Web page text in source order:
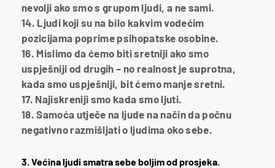
nevolji ako smo s grupom ljudi, a ne sami.
14. Ljudi koji su na bilo kakvim vodećim
pozicijama poprime psihopatske osobine.
16. Mislimo da ćemo biti sretniji ako smo
uspješniji od drugih – no realnost je suprotna,
kada smo uspješniji, bit ćemo manje sretni.
17. Najiskreniji smo kada smo ljuti.
18. Samoća utječe na ljude na način da počnu
negativno razmišljati o ljudima oko sebe.
3. Većina ljudi smatra sebe boljim od prosjeka.